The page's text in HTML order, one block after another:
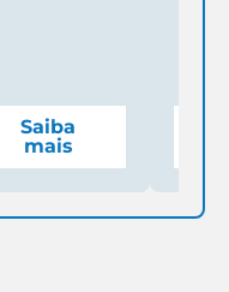
Saiba
mais